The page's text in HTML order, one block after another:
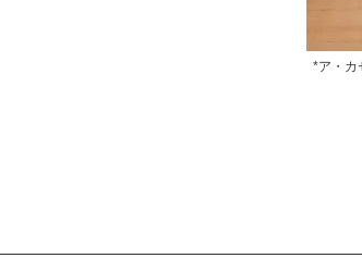
*ア・カ